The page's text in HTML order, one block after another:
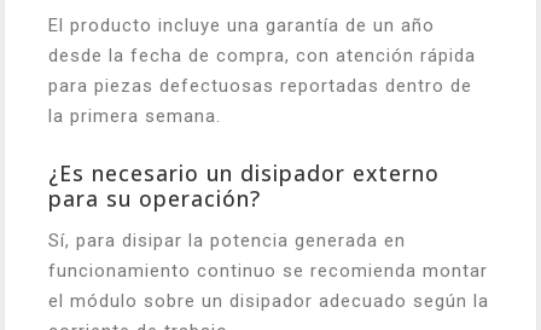
El producto incluye una garantía de un año
desde la fecha de compra, con atención rápida
para piezas defectuosas reportadas dentro de
la primera semana.
¿Es necesario un disipador externo
para su operación?
Sí, para disipar la potencia generada en
funcionamiento continuo se recomienda montar
el módulo sobre un disipador adecuado según la